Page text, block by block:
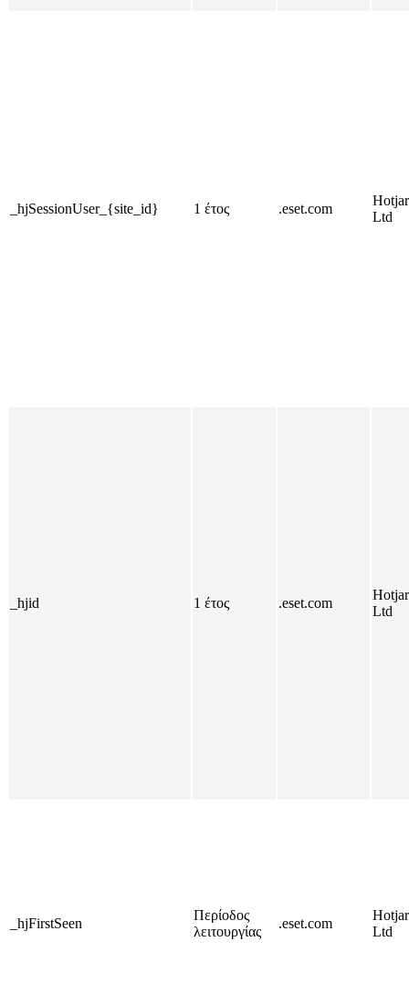
_hjSessionUser_{site_id} 1 έτος .eset.com
Hotjar
Ltd
_hjid 1 έτος .eset.com
Hotjar
Ltd
_hjFirstSeen
Περίοδος
λειτουργίας
.eset.com
Hotjar
Ltd